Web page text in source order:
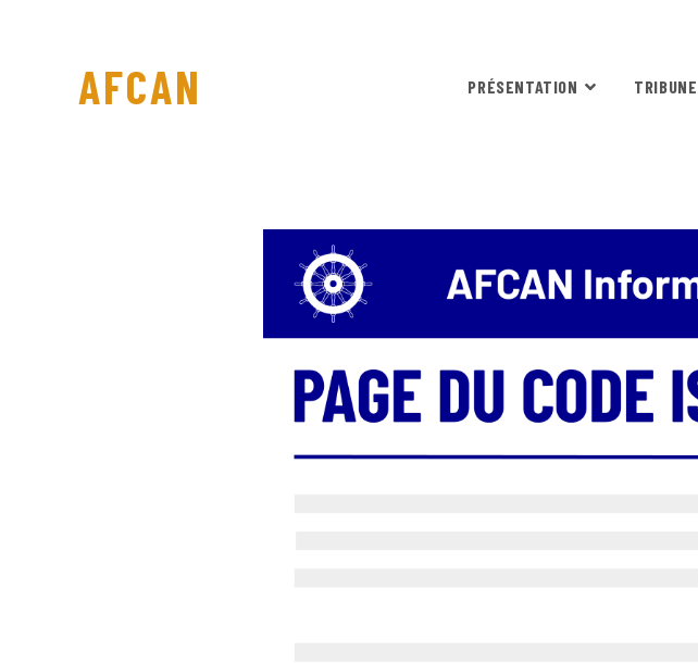
AFCAN PRÉSENTATION